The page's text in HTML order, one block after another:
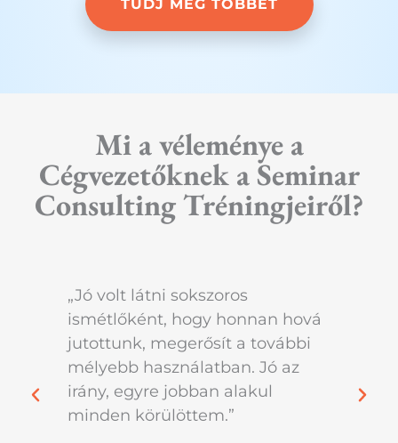
TUDJ MEG TÖBBET
Mi a véleménye a
Cégvezetőknek a Seminar
Consulting Tréningjeiről?
„Jó volt látni sokszoros
ismétlőként, hogy honnan hová
jutottunk, megerősít a további
mélyebb használatban. Jó az
irány, egyre jobban alakul
minden körülöttem.”